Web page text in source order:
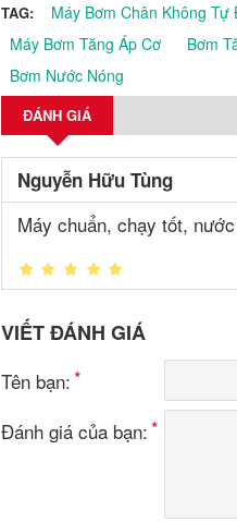
TAG:
Máy Bơm Chân Không Tự
Máy Bơm Tăng Áp Cơ
Bơm
Bơm Nước Nóng
ĐÁNH GIÁ
Nguyễn Hữu Tùng
Máy chuẩn, chạy tốt,
VIẾT ĐÁNH GIÁ
Tên bạn:
Đánh giá của bạn: